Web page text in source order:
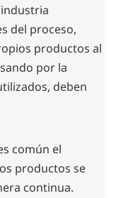
del proceso,
productos al
por la
deben
común el
productos se
continua.